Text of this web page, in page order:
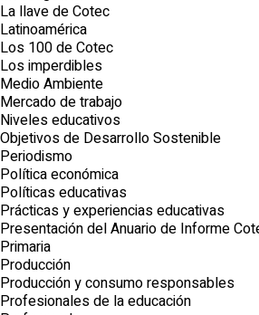
La llave de Cotec
Latinoamérica
Los 100 de Cotec
Los imperdibles
Medio Ambiente
Mercado de trabajo
Niveles educativos
Objetivos de Desarrollo Sostenible
Periodismo
Política económica
Políticas educativas
Prácticas y experiencias educativas
Presentación del Anuario de Informe
Primaria
Producción
Producción y consumo responsables
Profesionales de la educación